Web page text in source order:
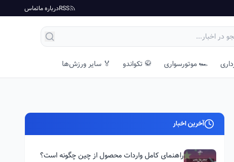
RSSدرباره ماتماس
🏎️ موتورسواری 🥋 تکواندو 🏅 سایر ورزش‌ها
آخرین اخبار
راهنمای کامل واردات محصول از چین چگونه است؟